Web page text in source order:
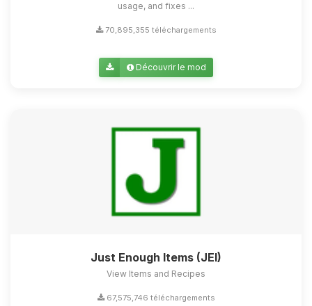
usage, and fixes ...
70,895,355 téléchargements
Découvrir le mod
Just Enough Items (JEI)
View Items and Recipes
67,575,746 téléchargements